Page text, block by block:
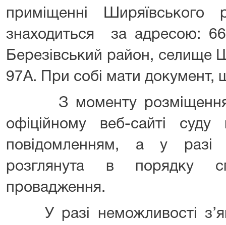
приміщенні Ширяївського
знаходиться за адресою:
Березівський район,
97А. При собі мати документ,
З моменту розміщення
офіційному веб-сайті
повідомленням, а у разі
розглянута в порядку
провадження.
У разі неможливості